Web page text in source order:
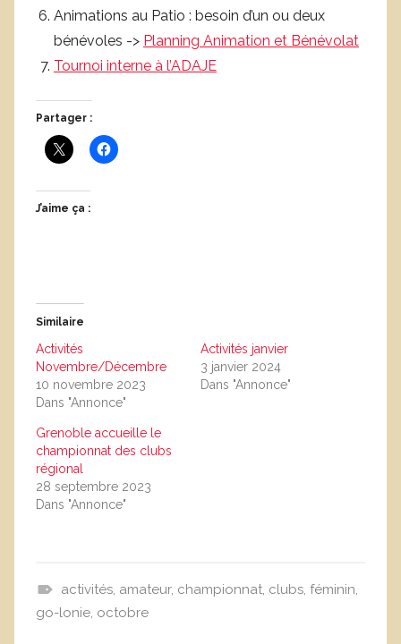
Animations au Patio : besoin d’un ou deux
bénévoles -> Planning Animation et Bénévolat
Tournoi interne à l’ADAJE
Partager :
J’aime ça :
Similaire
Activités
Novembre/Décembre
10 novembre 2023
Dans "Annonce"
Activités janvier
3 janvier 2024
Dans "Annonce"
Grenoble accueille le
championnat des clubs
régional
28 septembre 2023
Dans "Annonce"
A
activités, amateur, championnat, clubs, féminin,
go-lonie, octobre